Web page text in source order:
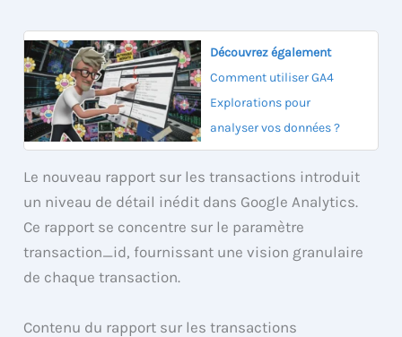
Découvrez également
Comment utiliser GA4
Explorations pour
analyser vos données ?
Le nouveau rapport sur les transactions introduit
un niveau de détail inédit dans Google Analytics.
Ce rapport se concentre sur le paramètre
transaction_id, fournissant une vision granulaire
de chaque transaction.
Contenu du rapport sur les transactions